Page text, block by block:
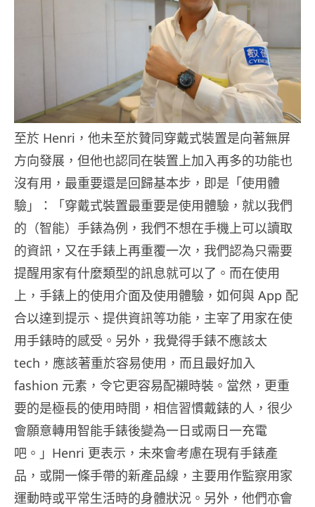
至於 Henri，他未至於贊同穿戴式裝置是向著無屏
方向發展，但他也認同在裝置上加入再多的功能也
沒有用，最重要還是回歸基本步，即是「使用體
驗」：「穿戴式裝置最重要是使用體驗，就以我們
的（智能）手錶為例，我們不想在手機上可以讀取
的資訊，又在手錶上再重覆一次，我們認為只需要
提醒用家有什麼類型的訊息就可以了。而在使用
上，手錶上的使用介面及使用體驗，如何與 App 配
合以達到提示、提供資訊等功能，主宰了用家在使
用手錶時的感受。另外，我覺得手錶不應該太
tech，應該著重於容易使用，而且最好加入
fashion 元素，令它更容易配襯時裝。當然，更重
要的是極長的使用時間，相信習慣戴錶的人，很少
會願意轉用智能手錶後變為一日或兩日一充電
吧。」Henri 更表示，未來會考慮在現有手錶產
品，或開一條手帶的新產品線，主要用作監察用家
運動時或平常生活時的身體狀況。另外，他們亦會